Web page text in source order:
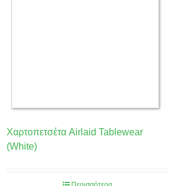
Χαρτοπετσέτα Airlaid Tablewear
(White)